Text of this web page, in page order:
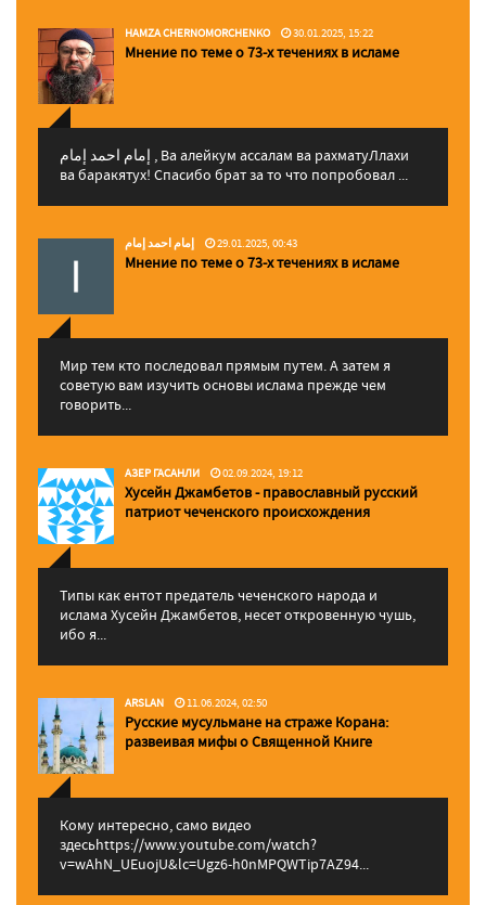
HAMZA CHERNOMORCHENKO 30.01.2025, 15:22
Мнение по теме о 73-х течениях в исламе
إمام احمد إمام , Ва алейкум ассалам ва рахматуЛлахи
ва баракятух! Спасибо брат за то что попробовал ...
إمام احمد إمام 29.01.2025, 00:43
Мнение по теме о 73-х течениях в исламе
Мир тем кто последовал прямым путем. А затем я
советую вам изучить основы ислама прежде чем
говорить...
АЗЕР ГАСАНЛИ 02.09.2024, 19:12
Хусейн Джамбетов - православный русский
патриот чеченского происхождения
Типы как ентот предатель чеченского народа и
ислама Хусейн Джамбетов, несет откровенную чушь,
ибо я...
ARSLAN 11.06.2024, 02:50
Русские мусульмане на страже Корана:
pазвеивая мифы о Священной Книге
Кому интересно, само видео
здесьhttps://www.youtube.com/watch?
v=wAhN_UEuojU&lc=Ugz6-h0nMPQWTip7AZ94...